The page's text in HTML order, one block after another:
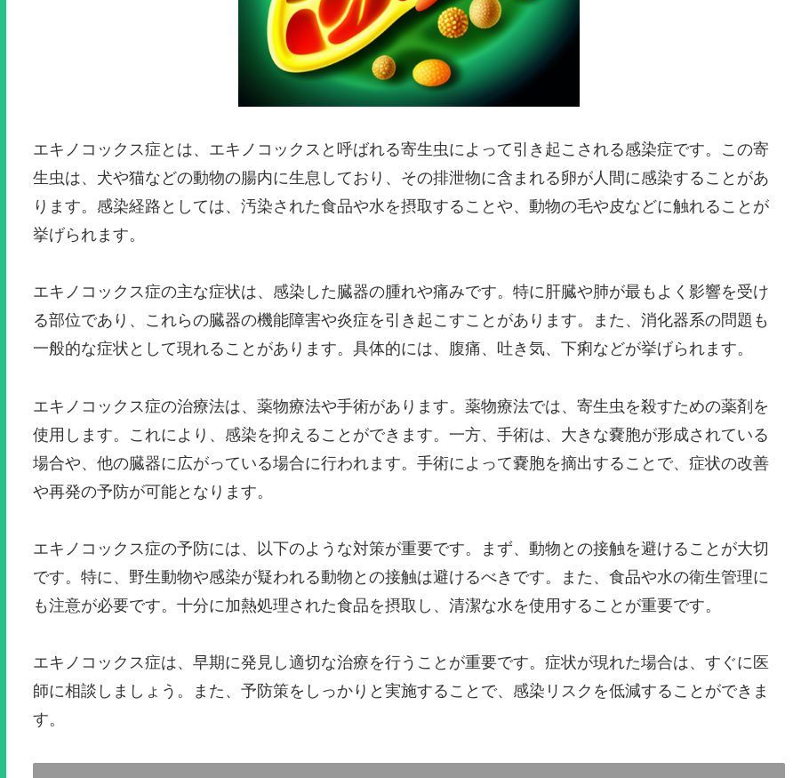
エキノコックス症とは、エキノコックスと呼ばれる寄生虫によって引き起こされる感染症です。この寄
生虫は、犬や猫などの動物の腸内に生息しており、その排泄物に含まれる卵が人間に感染することがあ
ります。感染経路としては、汚染された食品や水を摂取することや、動物の毛や皮などに触れることが
挙げられます。
エキノコックス症の主な症状は、感染した臓器の腫れや痛みです。特に肝臓や肺が最もよく影響を受け
る部位であり、これらの臓器の機能障害や炎症を引き起こすことがあります。また、消化器系の問題も
一般的な症状として現れることがあります。具体的には、腹痛、吐き気、下痢などが挙げられます。
エキノコックス症の治療法は、薬物療法や手術があります。薬物療法では、寄生虫を殺すための薬剤を
使用します。これにより、感染を抑えることができます。一方、手術は、大きな嚢胞が形成されている
場合や、他の臓器に広がっている場合に行われます。手術によって嚢胞を摘出することで、症状の改善
や再発の予防が可能となります。
エキノコックス症の予防には、以下のような対策が重要です。まず、動物との接触を避けることが大切
です。特に、野生動物や感染が疑われる動物との接触は避けるべきです。また、食品や水の衛生管理に
も注意が必要です。十分に加熱処理された食品を摂取し、清潔な水を使用することが重要です。
エキノコックス症は、早期に発見し適切な治療を行うことが重要です。症状が現れた場合は、すぐに医
師に相談しましょう。また、予防策をしっかりと実施することで、感染リスクを低減することができま
す。